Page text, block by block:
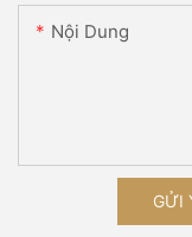
Nội Dung
GỬI